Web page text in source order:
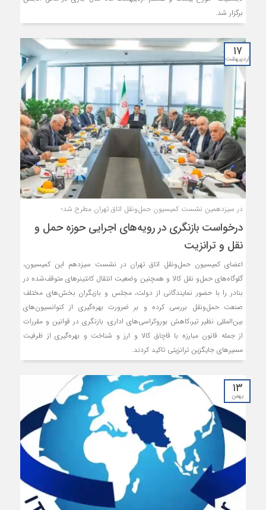
برگزار شد.
۱۷
اردیبهشت
در سیزدهمین نشست کمیسیون حمل‌ونقل اتاق تهران مطرح شد؛
درخواست بازنگری در رویه‌های اجرایی حوزه حمل و
نقل و ترانزیت
اعضای کمیسیون حمل‌ونقل اتاق تهران در نشست سیزدهم این کمیسیون،
گلوگاه‌های حمل‌و نقل کالا و همچنین وضعیت انتقال کانتینرهای متوقف‌شده در
بنادر را با حضور نمایندگانی از دولت، مجلس و بازیگران بخش‌های مختلف
صنعت حمل‌ونقل بررسی کرده و بر ضرورت بهره‌گیری از کنوانسیون‌های
بین‌المللی نظیر ‌تیر،کاهش بوروکراسی‌های اداری، بازنگری در قوانین و مقررات
از جمله قانون مبارزه با قاچاق کالا و ارز و شناخت و بهره‌‌گیری از ظرفیت
مسیرهای جایگزین ترانزیتی تاکید کردند.
۱۳
بهمن